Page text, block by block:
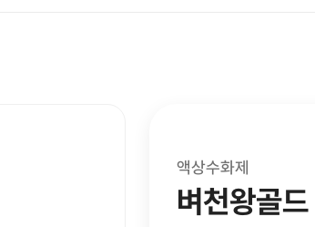
액상수화제
벼천왕골드